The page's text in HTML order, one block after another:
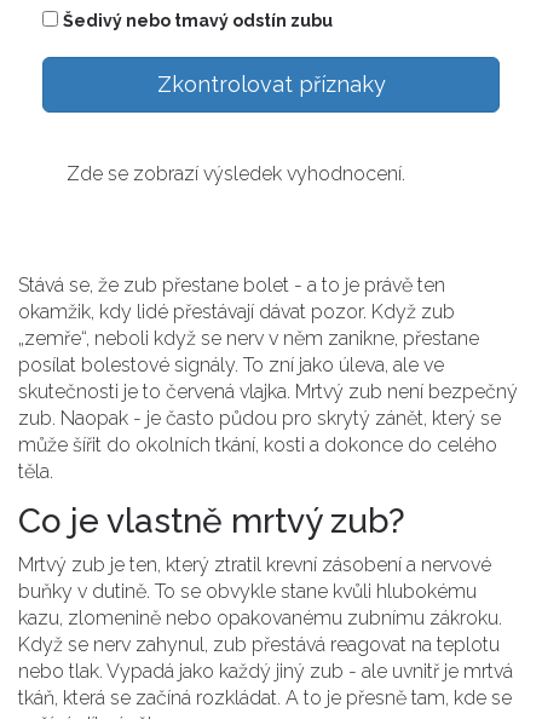
Šedivý nebo tmavý odstín zubu
Zkontrolovat příznaky
Zde se zobrazí výsledek vyhodnocení.
Stává se, že zub přestane bolet - a to je právě ten
okamžik, kdy lidé přestávají dávat pozor. Když zub
„zemře“, neboli když se nerv v něm zanikne, přestane
posílat bolestové signály. To zní jako úleva, ale ve
skutečnosti je to červená vlajka. Mrtvý zub není bezpečný
zub. Naopak - je často půdou pro skrytý zánět, který se
může šířit do okolních tkání, kosti a dokonce do celého
těla.
Co je vlastně mrtvý zub?
Mrtvý zub je ten, který ztratil krevní zásobení a nervové
buňky v dutině. To se obvykle stane kvůli hlubokému
kazu, zlomenině nebo opakovanému zubnímu zákroku.
Když se nerv zahynul, zub přestává reagovat na teplotu
nebo tlak. Vypadá jako každý jiný zub - ale uvnitř je mrtvá
tkáň, která se začíná rozkládat. A to je přesně tam, kde se